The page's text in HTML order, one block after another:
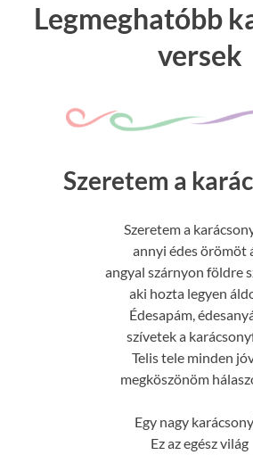
Legmeghatóbb
versek
Szeretem a
Szeretem a
annyi édes örömöt
angyal szárnyon földre
aki hozta legyen
Édesapám,
szívetek a
Telis tele minden
megköszönöm
Egy nagy
Ez az egész világ